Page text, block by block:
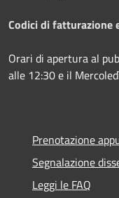
Codici di fatturazione
Orari di apertura al
alle 12:30 e il
Prenotazione
Segnalazione
Leggi le FAQ